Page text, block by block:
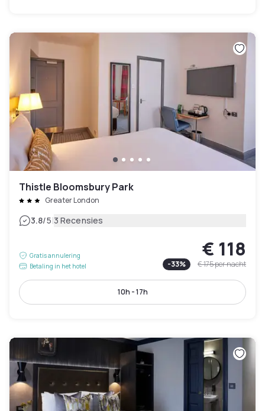
Thistle Bloomsbury Park
Greater London
3.8/5|3 Recensies
Gratis annulering
Betaling in het hotel
€ 118
-33% € 175per nacht
10h - 17h